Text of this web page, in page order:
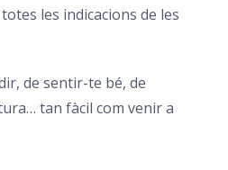
les indicacions de les
de sentir-te bé, de
tan fàcil com venir a